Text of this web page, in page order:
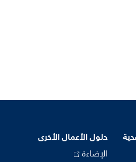
حلول الأعمال الأخرى
الإضاءة